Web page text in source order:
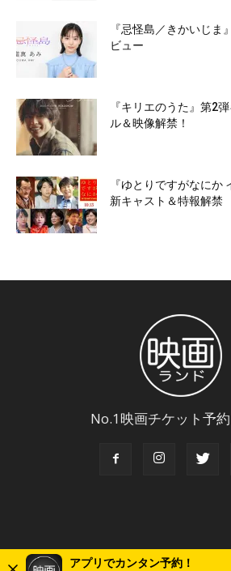
アプリでカンタン予約！
『忌怪島／きかいじま
ビュー
『キリエのうた』第2
ル＆映像解禁！
『ゆとりですがなにか
新キャスト＆特報解禁
No.1映画チケット予